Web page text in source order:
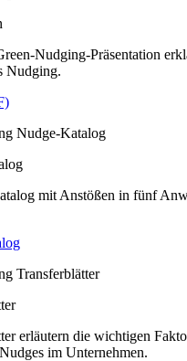
Nudging-Präsentation
Nudging.
mit Anstößen in fünf
erläutern die wichtigen
im Unternehmen.